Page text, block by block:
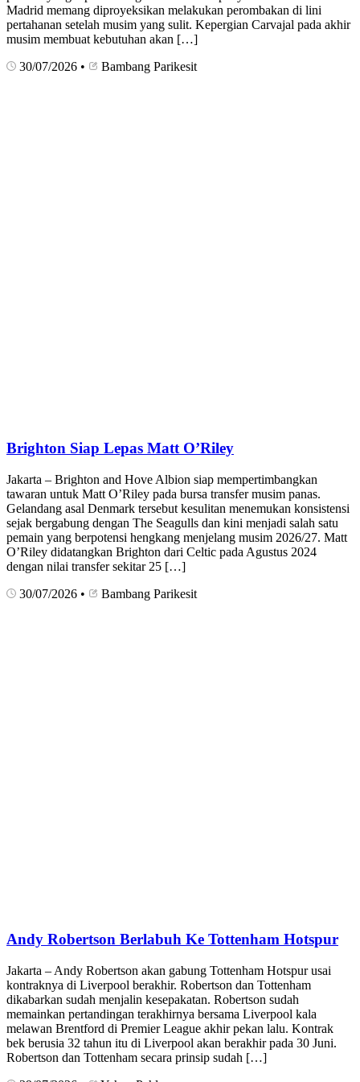
Madrid memang diproyeksikan melakukan perombakan di lini
pertahanan setelah musim yang sulit. Kepergian Carvajal pada akhir
musim membuat kebutuhan akan […]
30/07/2026 • Bambang Parikesit
Brighton Siap Lepas Matt O’Riley
Jakarta – Brighton and Hove Albion siap mempertimbangkan
tawaran untuk Matt O’Riley pada bursa transfer musim panas.
Gelandang asal Denmark tersebut kesulitan menemukan konsistensi
sejak bergabung dengan The Seagulls dan kini menjadi salah satu
pemain yang berpotensi hengkang menjelang musim 2026/27. Matt
O’Riley didatangkan Brighton dari Celtic pada Agustus 2024
dengan nilai transfer sekitar 25 […]
30/07/2026 • Bambang Parikesit
Andy Robertson Berlabuh Ke Tottenham Hotspur
Jakarta – Andy Robertson akan gabung Tottenham Hotspur usai
kontraknya di Liverpool berakhir. Robertson dan Tottenham
dikabarkan sudah menjalin kesepakatan. Robertson sudah
memainkan pertandingan terakhirnya bersama Liverpool kala
melawan Brentford di Premier League akhir pekan lalu. Kontrak
bek berusia 32 tahun itu di Liverpool akan berakhir pada 30 Juni.
Robertson dan Tottenham secara prinsip sudah […]